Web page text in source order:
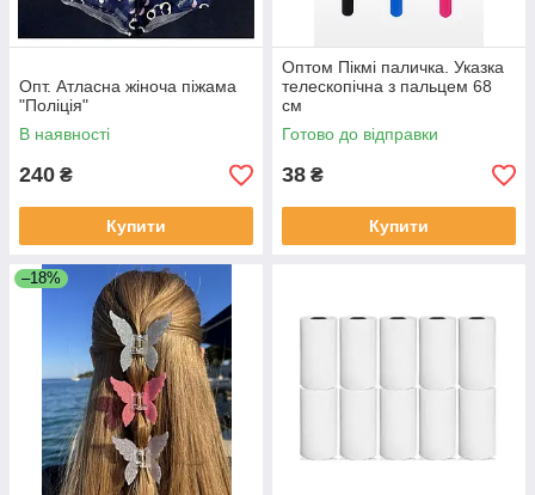
Опт. Атласна жіноча піжама
"Поліція"
В наявності
240 ₴
Купити
Оптом Пікмі паличка. Указка
телескопічна з пальцем 68
см
Готово до відправки
38 ₴
Купити
–18%